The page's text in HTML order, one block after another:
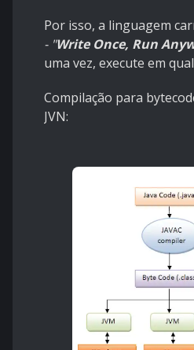
Por isso, a linguagem
- "Write Once, Run
uma vez, execute em
Compilação para
JVN: